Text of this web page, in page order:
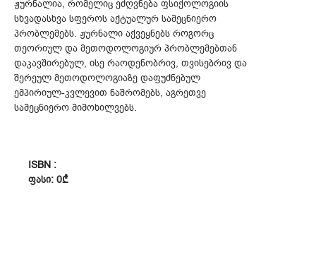
ჟურნალია, რომელიც ეძღვნება ფსიქოლოგიის
სხვადასხვა სფეროს აქტუალურ სამეცნიერო
პრობლემებს. ჟურნალი აქვეყნებს როგორც
თეორიულ და მეთოდოლოგიურ პრობლემებთან
დაკავშირებულ, ისე რაოდენობრივ, თვისებრივ და
შერეულ მეთოდოლოგიაზე დაფუძნებულ
ემპირიულ-კვლევით ნაშრომებს, აგრეთვე
სამეცნიერო მიმოხილვებს.
ISBN :
ᲤᲐᲡᲘ: 0₾